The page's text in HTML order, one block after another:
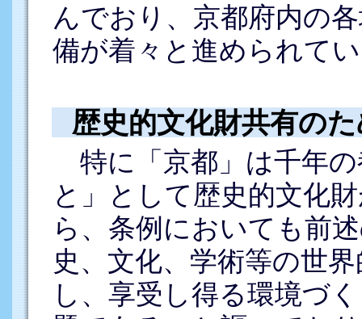
んでおり、京都府内の
備が着々と進められて
歴史的文化財共有の
特に「京都」は千年
と」として歴史的文化
ら、条例においても前
史、文化、学術等の世
し、享受し得る環境づ